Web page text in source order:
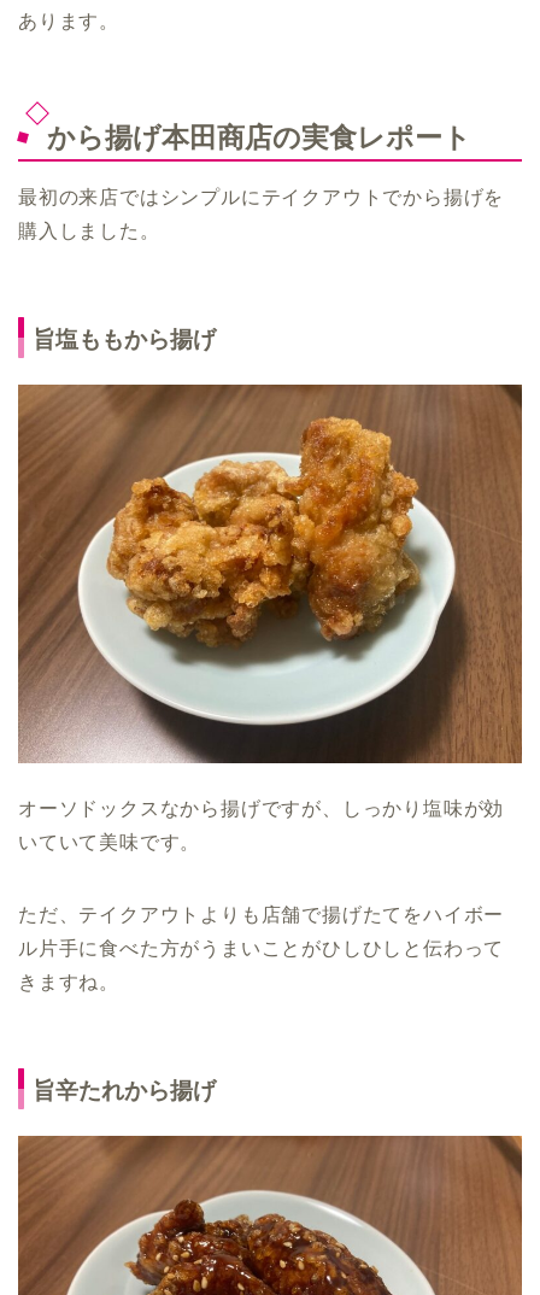
あります。
から揚げ本田商店の実食レポート
最初の来店ではシンプルにテイクアウトでから揚げを
購入しました。
旨塩ももから揚げ
オーソドックスなから揚げですが、しっかり塩味が効
いていて美味です。
ただ、テイクアウトよりも店舗で揚げたてをハイボー
ル片手に食べた方がうまいことがひしひしと伝わって
きますね。
旨辛たれから揚げ